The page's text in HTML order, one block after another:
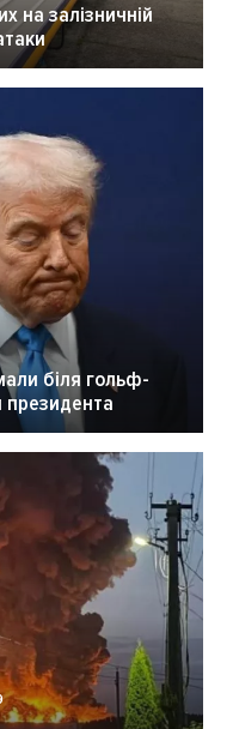
на залізничній
біля гольф-
президента